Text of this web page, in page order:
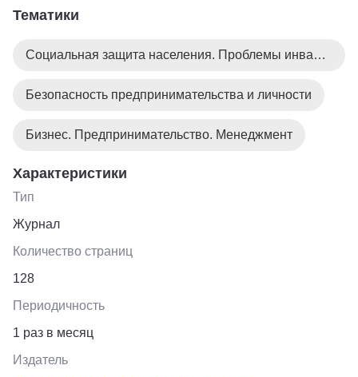
Тематики
Социальная защита населения. Проблемы инвалидов
Безопасность предпринимательства и личности
Бизнес. Предпринимательство. Менеджмент
Характеристики
Тип
Журнал
Количество страниц
128
Периодичность
1 раз в месяц
Издатель